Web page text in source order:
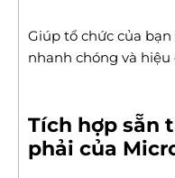
Giúp tổ chức của
nhanh chóng và hiệu
Tích hợp sẵn
phải của